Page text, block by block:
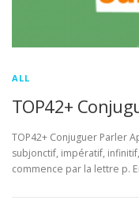
ALL
TOP42+
TOP42+ Conjuguer Parler
subjonctif, impératif,
commence par la lettre p.